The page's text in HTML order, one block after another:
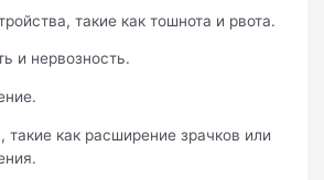
такие как тошнота и рвота.
и нервозность.
такие как расширение зрачков или